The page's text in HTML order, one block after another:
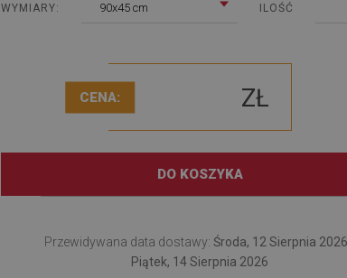
WYMIARY: 90x45 cm ILOŚĆ
CENA: ZŁ
DO KOSZYKA
Przewidywana data dostawy: Środa, 12 Sierpnia
Piątek, 14 Sierpnia 2026